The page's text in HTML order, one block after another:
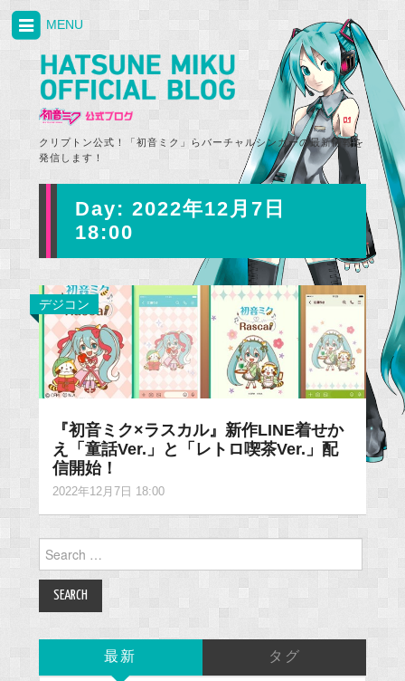
クリプトン公式！「初音ミク」らバーチャルシンガーの最新情報を
発信します！
MENU
Day: 2022年12月7日
18:00
デジコン
『初音ミク×ラスカル』新作LINE着せか
え「童話Ver.」と「レトロ喫茶Ver.」配
信開始！
2022年12月7日 18:00
for:
最新 タグ